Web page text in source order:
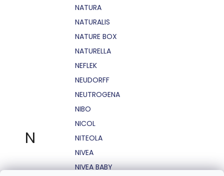
N
NATURA
NATURALIS
NATURE BOX
NATURELLA
NEFLEK
NEUDORFF
NEUTROGENA
NIBO
NICOL
NITEOLA
NIVEA
NIVEA BABY